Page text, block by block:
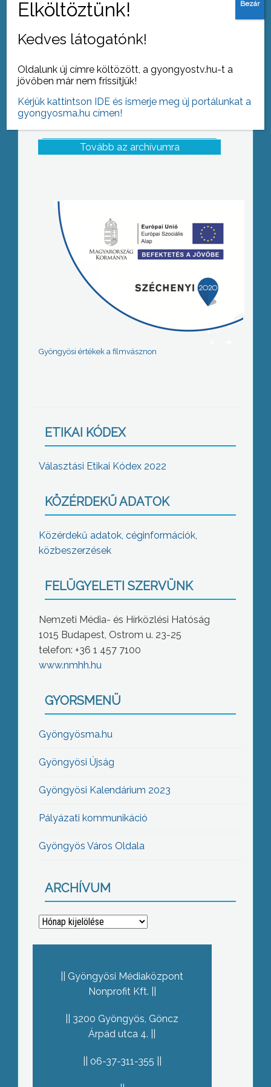
Tovább az archívumra
Gyöngyösi értékek a filmvásznon
ETIKAI KÓDEX
Választási Etikai Kódex 2022
KÖZÉRDEKŰ ADATOK
Közérdekű adatok, céginformációk,
közbeszerzések
FELÜGYELETI SZERVÜNK
Nemzeti Média- és Hírközlési Hatóság
1015 Budapest, Ostrom u. 23-25
telefon: +36 1 457 7100
www.nmhh.hu
GYORSMENÜ
Gyöngyösma.hu
Gyöngyösi Újság
Gyöngyösi Kalendárium 2023
Pályázati kommunikáció
Gyöngyös Város Oldala
ARCHÍVUM
Archívum
Gyöngyösi Médiaközpont
Nonprofit Kft.
3200 Gyöngyös, Göncz
Árpád utca 4.
06-37-311-355
Kedves látogatónk!
Oldalunk új címre költözött, a gyongyostv.hu-t a
jövőben már nem frissítjük!
Kérjük kattintson IDE és ismerje meg új portálunkat a
gyongyosma.hu címen!